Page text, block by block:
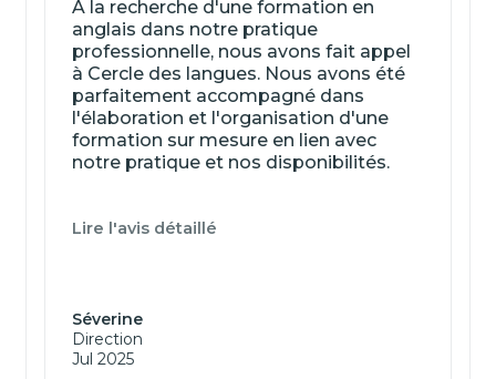
A la recherche d'une formation en
anglais dans notre pratique
professionnelle, nous avons fait appel
à Cercle des langues. Nous avons été
parfaitement accompagné dans
l'élaboration et l'organisation d'une
formation sur mesure en lien avec
notre pratique et nos disponibilités.
Lire l'avis détaillé
Séverine
Direction
Jul 2025